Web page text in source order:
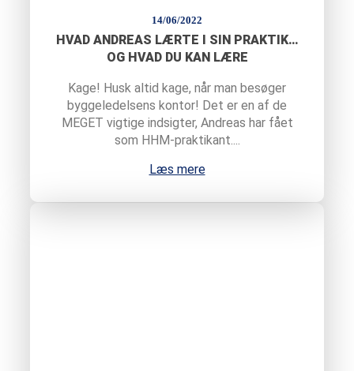
14/06/2022
HVAD ANDREAS LÆRTE I SIN PRAKTIK…
OG HVAD DU KAN LÆRE
Kage! Husk altid kage, når man besøger
byggeledelsens kontor! Det er en af de
MEGET vigtige indsigter, Andreas har fået
som HHM-praktikant....
Læs mere